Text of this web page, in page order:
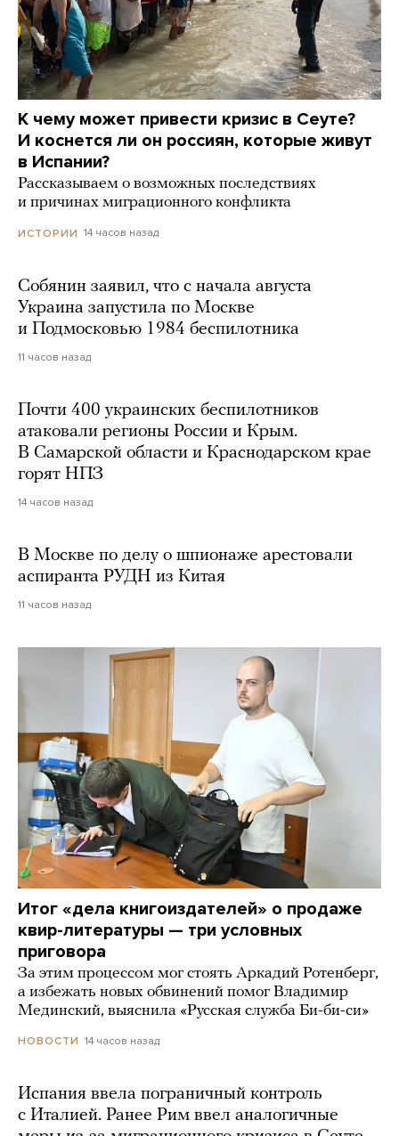
К чему может привести кризис в Сеуте?
И коснется ли он россиян, которые живут
в Испании?
Рассказываем о возможных последствиях
и причинах миграционного конфликта
ИСТОРИИ 14 часов назад
Собянин заявил, что с начала августа
Украина запустила по Москве
и Подмосковью 1984 беспилотника
11 часов назад
Почти 400 украинских беспилотников
атаковали регионы России и Крым.
В Самарской области и Краснодарском крае
горят НПЗ
14 часов назад
В Москве по делу о шпионаже арестовали
аспиранта РУДН из Китая
11 часов назад
Итог «дела книгоиздателей» о продаже
квир-литературы — три условных
приговора
За этим процессом мог стоять Аркадий Ротенберг,
а избежать новых обвинений помог Владимир
Мединский, выяснила «Русская служба Би-би-си»
НОВОСТИ 14 часов назад
Испания ввела пограничный контроль
с Италией. Ранее Рим ввел аналогичные